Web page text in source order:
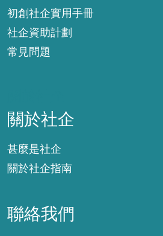
初創社企實用手冊
社企資助計劃
常見問題
關於社企
甚麼是社企
關於社企指南
聯絡我們